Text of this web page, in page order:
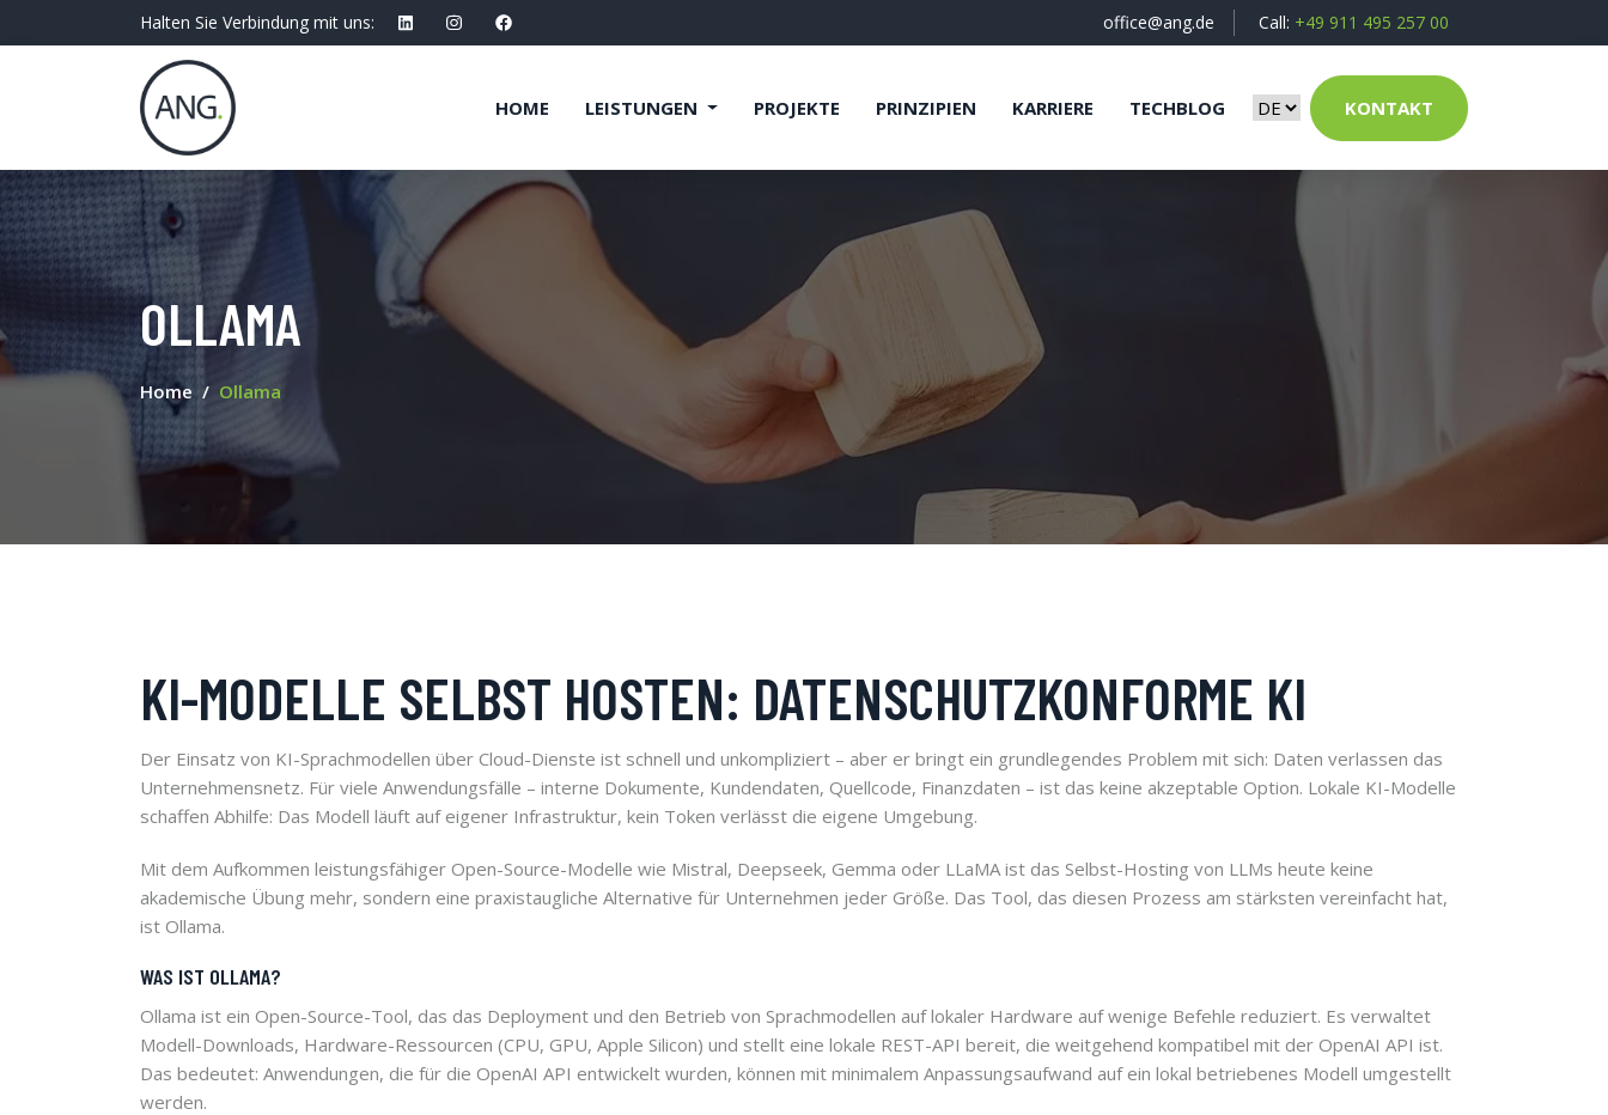
Halten Sie Verbindung mit uns: office@ang.de Call: +49 911 495 257 00
HOME LEISTUNGEN PROJEKTE PRINZIPIEN KARRIERE TECHBLOG KONTAKT
OLLAMA
Home Ollama
KI-MODELLE SELBST HOSTEN: DATENSCHUTZKONFORME KI
Der Einsatz von KI-Sprachmodellen über Cloud-Dienste ist schnell und unkompliziert – aber er bringt ein grundlegendes Problem mit sich: Daten verlassen das
Unternehmensnetz. Für viele Anwendungsfälle – interne Dokumente, Kundendaten, Quellcode, Finanzdaten – ist das keine akzeptable Option. Lokale KI-Modelle
schaffen Abhilfe: Das Modell läuft auf eigener Infrastruktur, kein Token verlässt die eigene Umgebung.
Mit dem Aufkommen leistungsfähiger Open-Source-Modelle wie Mistral, Deepseek, Gemma oder LLaMA ist das Selbst-Hosting von LLMs heute keine
akademische Übung mehr, sondern eine praxistaugliche Alternative für Unternehmen jeder Größe. Das Tool, das diesen Prozess am stärksten vereinfacht hat,
ist Ollama.
WAS IST OLLAMA?
Ollama ist ein Open-Source-Tool, das das Deployment und den Betrieb von Sprachmodellen auf lokaler Hardware auf wenige Befehle reduziert. Es verwaltet
Modell-Downloads, Hardware-Ressourcen (CPU, GPU, Apple Silicon) und stellt eine lokale REST-API bereit, die weitgehend kompatibel mit der OpenAI API ist.
Das bedeutet: Anwendungen, die für die OpenAI API entwickelt wurden, können mit minimalem Anpassungsaufwand auf ein lokal betriebenes Modell umgestellt
werden.